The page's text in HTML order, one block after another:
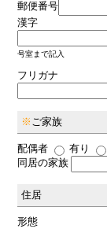
郵便番号
漢字
号室まで記入
フリガナ
※ ご家族
配偶者 有り
同居の家族
住居
形態